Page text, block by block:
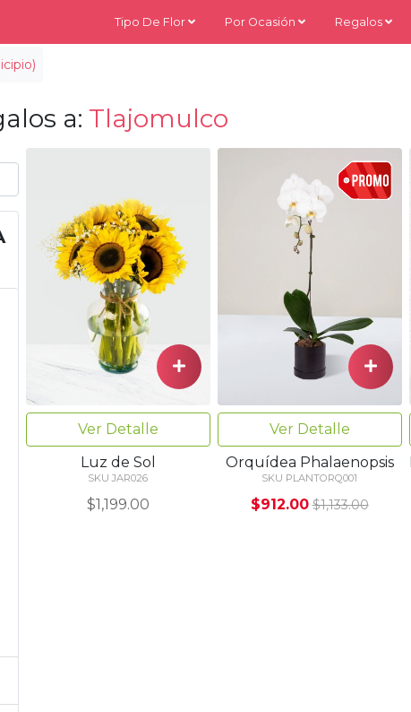
Tipo De Flor Por Ocasión Regalos
a: Tlajomulco
Ver Detalle
Luz de Sol
SKU JAR026
$1,199.00
Ver Detalle
Orquídea Phalaenopsis
SKU PLANTORQ001
$912.00 $1,133.00